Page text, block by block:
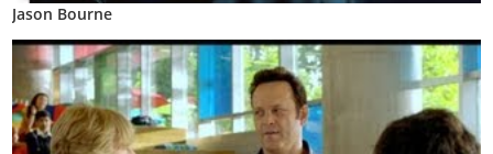
Jason Bourne